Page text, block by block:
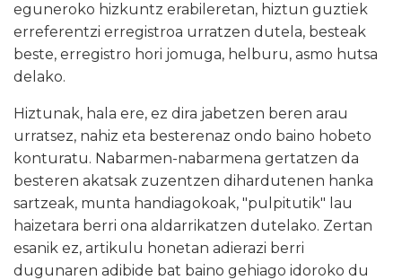
eguneroko hizkuntz erabileretan, hiztun guztiek
erreferentzi erregistroa urratzen dutela, besteak
beste, erregistro hori jomuga, helburu, asmo hutsa
delako.
Hiztunak, hala ere, ez dira jabetzen beren arau
urratsez, nahiz eta besterenaz ondo baino hobeto
konturatu. Nabarmen-nabarmena gertatzen da
besteren akatsak zuzentzen dihardutenen hanka
sartzeak, munta handiagokoak, "pulpitutik" lau
haizetara berri ona aldarrikatzen dutelako. Zertan
esanik ez, artikulu honetan adierazi berri
dugunaren adibide bat baino gehiago idoroko du